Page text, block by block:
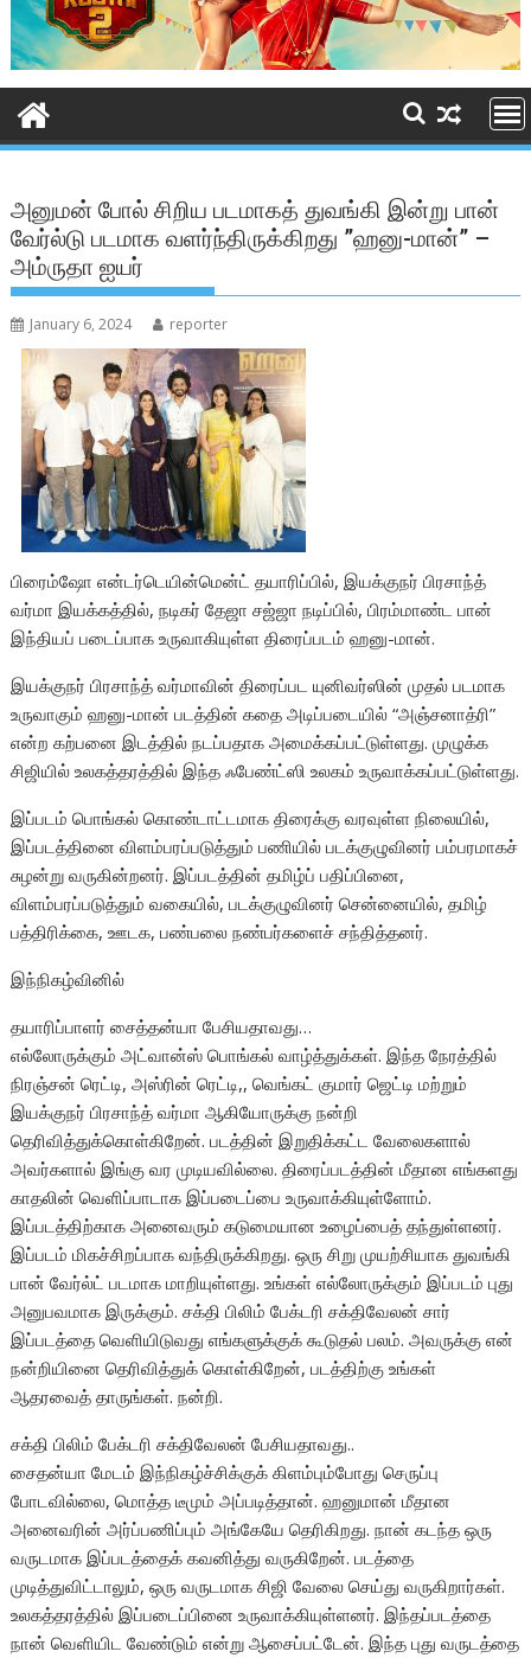
அனுமன் போல் சிறிய படமாகத் துவங்கி இன்று பான்
வேர்ல்டு படமாக வளர்ந்திருக்கிறது ”ஹனு-மான்” –
அம்ருதா ஐயர்
January 6, 2024 reporter
பிரைம்ஷோ என்டர்டெயின்மென்ட் தயாரிப்பில், இயக்குநர் பிரசாந்த்
வர்மா இயக்கத்தில், நடிகர் தேஜா சஜ்ஜா நடிப்பில், பிரம்மாண்ட பான்
இந்தியப் படைப்பாக உருவாகியுள்ள திரைப்படம் ஹனு-மான்.
இயக்குநர் பிரசாந்த் வர்மாவின் திரைப்பட யுனிவர்ஸின் முதல் படமாக
உருவாகும் ஹனு-மான் படத்தின் கதை அடிப்படையில் “அஞ்சனாத்ரி”
என்ற கற்பனை இடத்தில் நடப்பதாக அமைக்கப்பட்டுள்ளது. முழுக்க
சிஜியில் உலகத்தரத்தில் இந்த ஃபேண்ட்ஸி உலகம் உருவாக்கப்பட்டுள்ளது.
இப்படம் பொங்கல் கொண்டாட்டமாக திரைக்கு வரவுள்ள நிலையில்,
இப்படத்தினை விளம்பரப்படுத்தும் பணியில் படக்குழுவினர் பம்பரமாகச்
சுழன்று வருகின்றனர். இப்படத்தின் தமிழ்ப் பதிப்பினை,
விளம்பரப்படுத்தும் வகையில், படக்குழுவினர் சென்னையில், தமிழ்
பத்திரிக்கை, ஊடக, பண்பலை நண்பர்களைச் சந்தித்தனர்.
இந்நிகழ்வினில்
தயாரிப்பாளர் சைத்தன்யா பேசியதாவது…
எல்லோருக்கும் அட்வான்ஸ் பொங்கல் வாழ்த்துக்கள். இந்த நேரத்தில்
நிரஞ்சன் ரெட்டி, அஸ்ரின் ரெட்டி,, வெங்கட் குமார் ஜெட்டி மற்றும்
இயக்குநர் பிரசாந்த் வர்மா ஆகியோருக்கு நன்றி
தெரிவித்துக்கொள்கிறேன். படத்தின் இறுதிக்கட்ட வேலைகளால்
அவர்களால் இங்கு வர முடியவில்லை. திரைப்படத்தின் மீதான எங்களது
காதலின் வெளிப்பாடாக இப்படைப்பை உருவாக்கியுள்ளோம்.
இப்படத்திற்காக அனைவரும் கடுமையான உழைப்பைத் தந்துள்ளனர்.
இப்படம் மிகச்சிறப்பாக வந்திருக்கிறது. ஒரு சிறு முயற்சியாக துவங்கி
பான் வேர்ல்ட் படமாக மாறியுள்ளது. உங்கள் எல்லோருக்கும் இப்படம் புது
அனுபவமாக இருக்கும். சக்தி பிலிம் பேக்டரி சக்திவேலன் சார்
இப்படத்தை வெளியிடுவது எங்களுக்குக் கூடுதல் பலம். அவருக்கு என்
நன்றியினை தெரிவித்துக் கொள்கிறேன், படத்திற்கு உங்கள்
ஆதரவைத் தாருங்கள். நன்றி.
சக்தி பிலிம் பேக்டரி சக்திவேலன் பேசியதாவது..
சைதன்யா மேடம் இந்நிகழ்ச்சிக்குக் கிளம்பும்போது செருப்பு
போடவில்லை, மொத்த டீமும் அப்படித்தான். ஹனுமான் மீதான
அனைவரின் அர்ப்பணிப்பும் அங்கேயே தெரிகிறது. நான் கடந்த ஒரு
வருடமாக இப்படத்தைக் கவனித்து வருகிறேன். படத்தை
முடித்துவிட்டாலும், ஒரு வருடமாக சிஜி வேலை செய்து வருகிறார்கள்.
உலகத்தரத்தில் இப்படைப்பினை உருவாக்கியுள்ளனர். இந்தப்படத்தை
நான் வெளியிட வேண்டும் என்று ஆசைப்பட்டேன். இந்த புது வருடத்தை